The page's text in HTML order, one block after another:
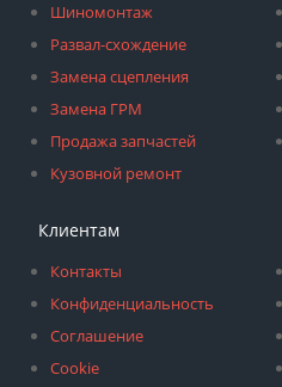
Шиномонтаж
Развал-схождение
Замена сцепления
Замена ГРМ
Продажа запчастей
Кузовной ремонт
Клиентам
Контакты
Конфиденциальность
Соглашение
Cookie